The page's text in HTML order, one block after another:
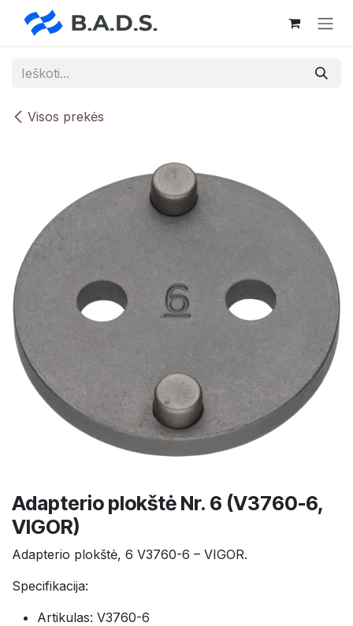
Skip to Content
Visos prekės
Adapterio plokštė Nr. 6 (V3760-6,
VIGOR)
Adapterio plokštė, 6 V3760-6 – VIGOR.
Specifikacija:
Artikulas: V3760-6